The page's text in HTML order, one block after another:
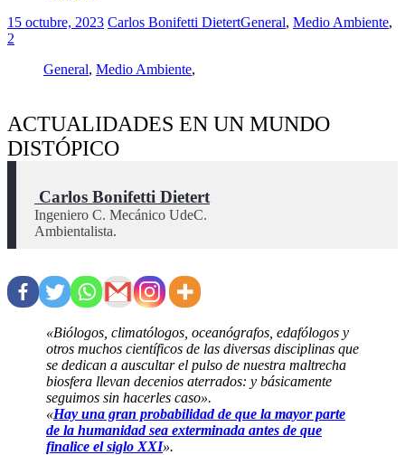
15 octubre, 2023 Carlos Bonifetti DietertGeneral, Medio Ambiente,
2
General, Medio Ambiente,
ACTUALIDADES EN UN MUNDO
DISTÓPICO
Carlos Bonifetti Dietert
Ingeniero C. Mecánico UdeC.
Ambientalista.
«Biólogos, climatólogos, oceanógrafos, edafólogos y
otros muchos científicos de las diversas disciplinas que
se dedican a auscultar el pulso de nuestra maltrecha
biosfera llevan decenios aterrados: y básicamente
seguimos sin hacerles caso».
«Hay una gran probabilidad de que la mayor parte
de la humanidad sea exterminada antes de que
finalice el siglo XXI».